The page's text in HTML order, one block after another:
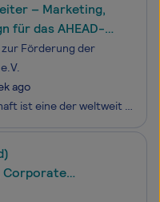
– Marketing,
für das AHEAD-
Förderung der
ago
Die Fraunhofer-Gesellschaft ist eine der weltweit führenden Organisationen für anwendungs­orientierte Forschung. 74 Institute entwickeln weg­weisende Technologien für unsere Wirt­schaft und Gesell­schaft – genauer: 30 000 Menschen aus Technik, Wissen­schaft, Ver­waltung und IT. Sie wissen: